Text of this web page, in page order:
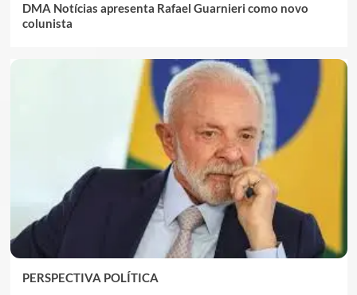
DMA Notícias apresenta Rafael Guarnieri como novo
colunista
PERSPECTIVA POLÍTICA